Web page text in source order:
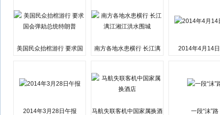
美国民众抬棺游行 要求国
南方各地水患横行 长江漓
2014年4月14
2014年3月28日午报
马航失联客机中国家属换酒
一段“沫”路